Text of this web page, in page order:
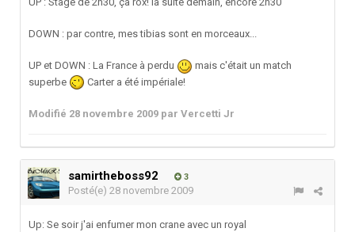
DOWN : par contre, mes tibias sont en morceaux...
UP et DOWN : La France à perdu
mais c'était un match
superbe
Carter a été impériale!
Modifié 28 novembre 2009 par Vercetti Jr
samirtheboss92 3
Posté(e) 28 novembre 2009
Up: Se soir j'ai enfumer mon crane avec un royal